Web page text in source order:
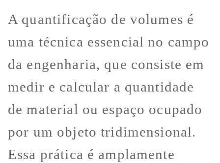
A quantificação de volumes é
uma técnica essencial no campo
da engenharia, que consiste em
medir e calcular a quantidade
de material ou espaço ocupado
por um objeto tridimensional.
Essa prática é amplamente